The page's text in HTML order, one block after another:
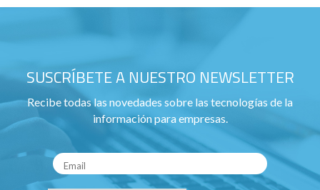
SUSCRÍBETE A NUESTRO NEWSLETTER
Recibe todas las novedades sobre las tecnologías de la
información para empresas.